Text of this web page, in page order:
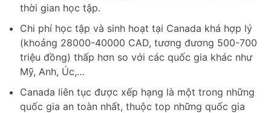
thời gian học tập.
Chi phí học tập và sinh hoạt tại Canada khá hợp lý
(khoảng 28000-40000 CAD, tương đương 500-700
triệu đồng) thấp hơn so với các quốc gia khác như
Mỹ, Anh, Úc,…
Canada liên tục được xếp hạng là một trong những
quốc gia an toàn nhất, thuộc top những quốc gia